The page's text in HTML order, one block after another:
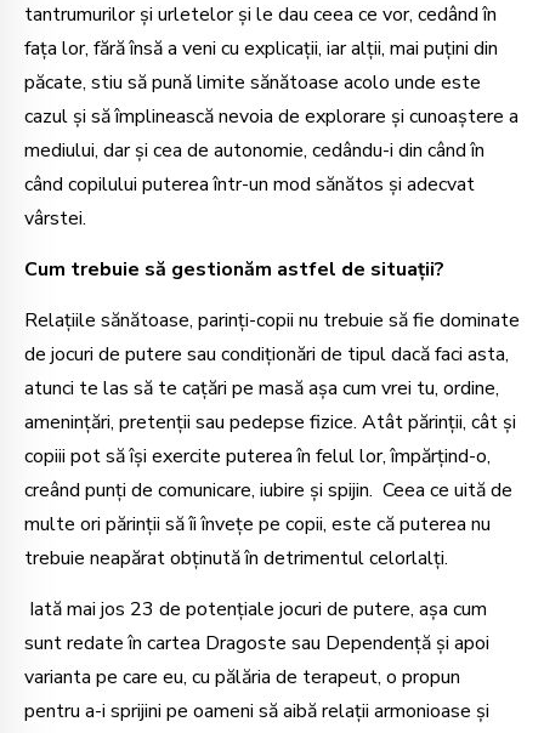
tantrumurilor și urletelor și le dau ceea ce vor, cedând în
fața lor, fără însă a veni cu explicații, iar alții, mai puțini din
păcate, stiu să pună limite sănătoase acolo unde este
cazul și să împlinească nevoia de explorare și cunoaștere a
mediului, dar și cea de autonomie, cedându-i din când în
când copilului puterea într-un mod sănătos și adecvat
vârstei.
Cum trebuie să gestionăm astfel de situații?
Relațiile sănătoase, parinți-copii nu trebuie să fie dominate
de jocuri de putere sau condiționări de tipul dacă faci asta,
atunci te las să te cațări pe masă așa cum vrei tu, ordine,
amenințări, pretenții sau pedepse fizice. Atât părinții, cât și
copiii pot să își exercite puterea în felul lor, împărțind-o,
creând punți de comunicare, iubire și spijin. Ceea ce uită de
multe ori părinții să îi învețe pe copii, este că puterea nu
trebuie neapărat obținută în detrimentul celorlalți.
Iată mai jos 23 de potențiale jocuri de putere, așa cum
sunt redate în cartea Dragoste sau Dependență și apoi
varianta pe care eu, cu pălăria de terapeut, o propun
pentru a-i sprijini pe oameni să aibă relații armonioase și